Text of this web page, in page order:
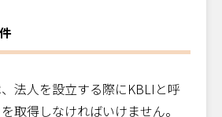
法人を設立する際にKBLIと呼
取得しなければいけません。